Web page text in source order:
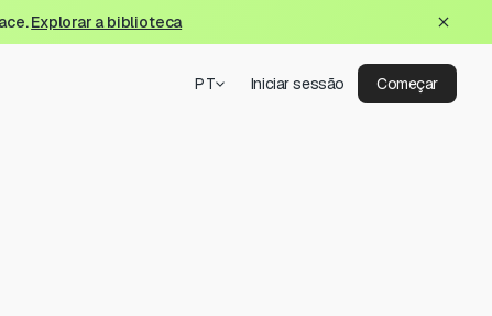
Explorar a biblioteca
PT Iniciar sessão Começar